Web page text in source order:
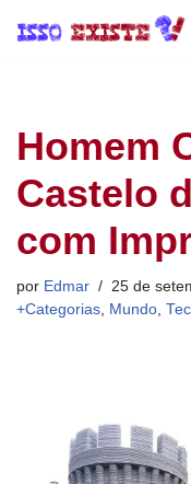
conteúdo
Homem
Castelo
com
por Edmar
25 de
+Categorias, Mundo,